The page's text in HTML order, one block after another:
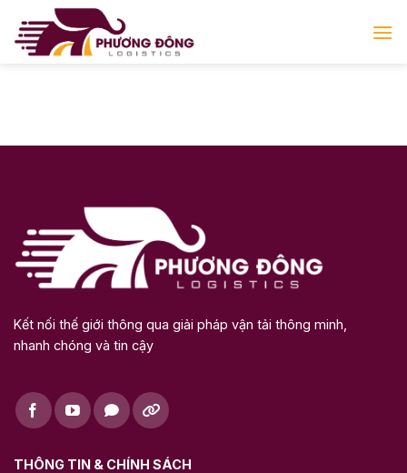
qua
Kết nối thế giới thông qua giải pháp vận tải thông minh,
nhanh chóng và tin cậy
THÔNG TIN & CHÍNH SÁCH